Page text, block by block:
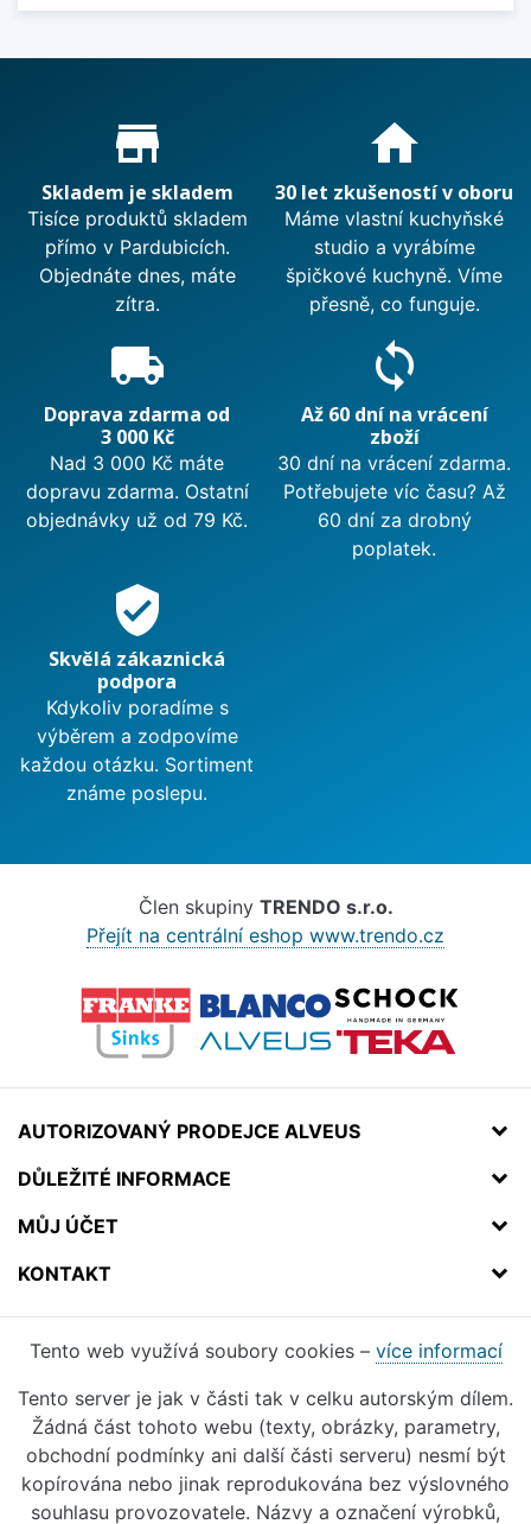
Proč nakupovat u nás?
store_mall_directory
Skladem je skladem
Tisíce produktů skladem
přímo v Pardubicích.
Objednáte dnes, máte
zítra.
home
30 let zkušeností v oboru
Máme vlastní kuchyňské
studio a vyrábíme
špičkové kuchyně. Víme
přesně, co funguje.
local_shipping
Doprava zdarma od
3 000 Kč
Nad 3 000 Kč máte
dopravu zdarma. Ostatní
objednávky už od 79 Kč.
sync
Až 60 dní na vrácení
zboží
30 dní na vrácení zdarma.
Potřebujete víc času? Až
60 dní za drobný
poplatek.
verified_user
Skvělá zákaznická
podpora
Kdykoliv poradíme s
výběrem a zodpovíme
každou otázku. Sortiment
známe poslepu.
Člen skupiny TRENDO s.r.o.
Přejít na centrální eshop www.trendo.cz
AUTORIZOVANÝ PRODEJCE ALVEUS
DŮLEŽITÉ INFORMACE
MŮJ ÚČET
KONTAKT
Tento web využívá soubory cookies – více informací
Tento server je jak v části tak v celku autorským dílem.
Žádná část tohoto webu (texty, obrázky, parametry,
obchodní podmínky ani další části serveru) nesmí být
kopírována nebo jinak reprodukována bez výslovného
souhlasu provozovatele. Názvy a označení výrobků,